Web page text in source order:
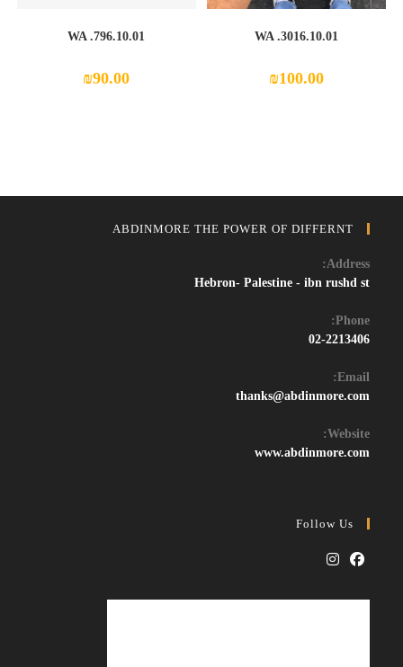
WA .3016.10.01
₪100.00
WA .796.10.01
₪90.00
ABDINMORE THE POWER OF DIFFERNT
Address:
Hebron- Palestine - ibn rushd st
Phone:
02-2213406
Email:
thanks@abdinmore.com
Opens
Website:
www.abdinmore.com
Follow Us